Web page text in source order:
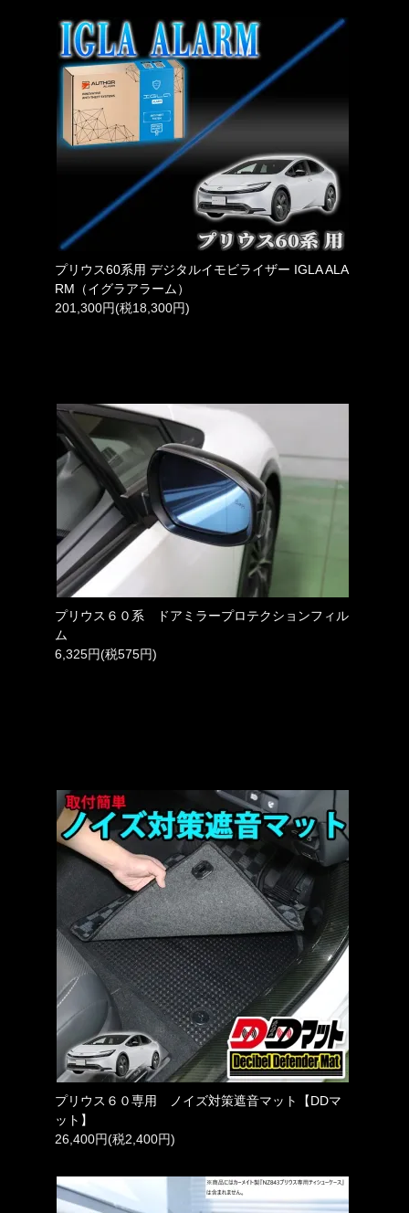
プリウス60系用 デジタルイモビライザー IGLA ALA
RM（イグラアラーム）
201,300円(税18,300円)
プリウス６０系 ドアミラープロテクションフィル
ム
6,325円(税575円)
プリウス６０専用 ノイズ対策遮音マット【DDマ
ット】
26,400円(税2,400円)